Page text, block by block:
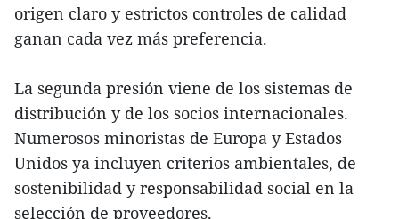
origen claro y estrictos controles de calidad
ganan cada vez más preferencia.
La segunda presión viene de los sistemas de
distribución y de los socios internacionales.
Numerosos minoristas de Europa y Estados
Unidos ya incluyen criterios ambientales, de
sostenibilidad y responsabilidad social en la
selección de proveedores.